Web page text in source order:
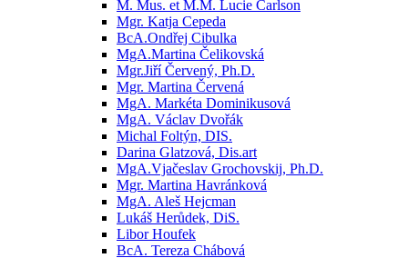
M. Mus. et M.M. Lucie Carlson
Mgr. Katja Cepeda
BcA.Ondřej Cibulka
MgA.Martina Čelikovská
Mgr.Jiří Červený, Ph.D.
Mgr. Martina Červená
MgA. Markéta Dominikusová
MgA. Václav Dvořák
Michal Foltýn, DIS.
Darina Glatzová, Dis.art
MgA.Vjačeslav Grochovskij, Ph.D.
Mgr. Martina Havránková
MgA. Aleš Hejcman
Lukáš Herůdek, DiS.
Libor Houfek
BcA. Tereza Chábová